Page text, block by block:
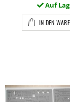
Auf
IN DEN